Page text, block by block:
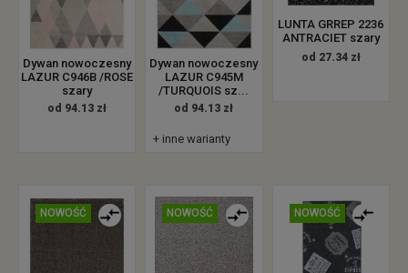
Dywan nowoczesny
LAZUR C946B /ROSE
szary
od 94.13 zł
Dywan nowoczesny
LAZUR C945M
/TURQUOIS sz...
od 94.13 zł
+ inne warianty
LUNTA GRREP 2236
ANTRACIET szary
od 27.34 zł
NOWOŚĆ NOWOŚĆ NOWOŚĆ